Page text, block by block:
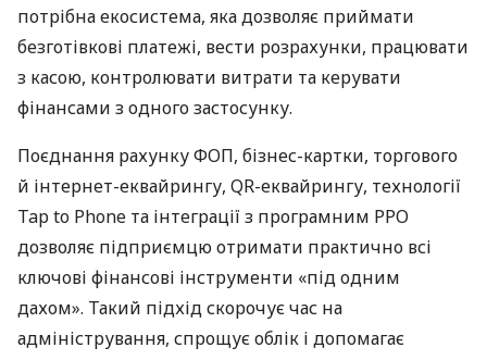
потрібна екосистема, яка дозволяє приймати
безготівкові платежі, вести розрахунки, працювати
з касою, контролювати витрати та керувати
фінансами з одного застосунку.
Поєднання рахунку ФОП, бізнес-картки, торгового
й інтернет-еквайрингу, QR-еквайрингу, технології
Tap to Phone та інтеграції з програмним РРО
дозволяє підприємцю отримати практично всі
ключові фінансові інструменти «під одним
дахом». Такий підхід скорочує час на
адміністрування, спрощує облік і допомагає